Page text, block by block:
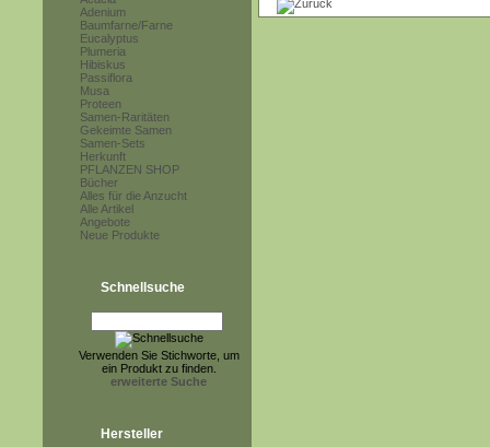
Adenium
Baumfarne/Farne
Eucalyptus
Plumeria
Hibiskus
Passiflora
Musa
Proteen
Samen-Raritäten
Gekeimte Samen
Samen-Sets
Herkunft
PFLANZEN SHOP
Bücher
Alles für die Anzucht
Alle Artikel
Angebote
Neue Produkte
Schnellsuche
Verwenden Sie Stichworte, um
ein Produkt zu finden.
erweiterte Suche
Hersteller